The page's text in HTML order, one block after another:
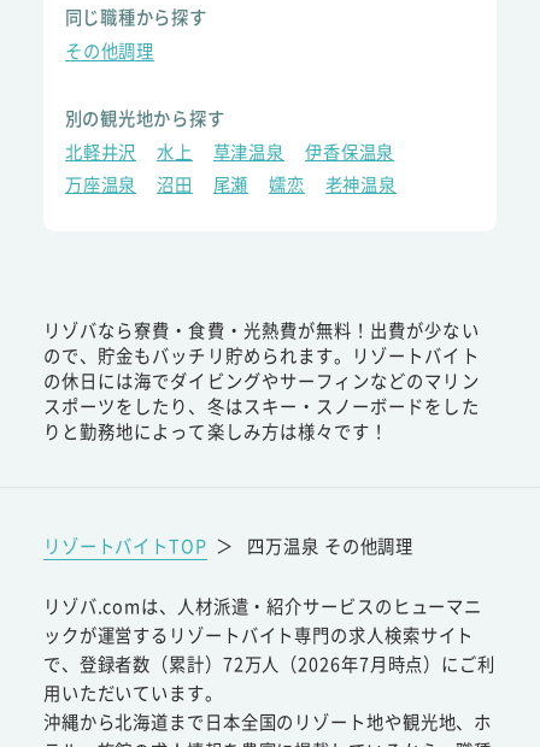
同じ職種から探す
その他調理
別の観光地から探す
北軽井沢
水上 草津温泉
伊香保温泉
万座温泉
沼田 尾瀬 嬬恋 老神温泉
リゾバなら寮費・食費・光熱費が無料！出費が少ない
ので、貯金もバッチリ貯められます。リゾートバイト
の休日には海でダイビングやサーフィンなどのマリン
スポーツをしたり、冬はスキー・スノーボードをした
りと勤務地によって楽しみ方は様々です！
リゾートバイトTOP ＞ 四万温泉 その他調理
リゾバ.comは、人材派遣・紹介サービスのヒューマニ
ックが運営するリゾートバイト専門の求人検索サイト
で、登録者数（累計）72万人（2026年7月時点）にご利
用いただいています。
沖縄から北海道まで日本全国のリゾート地や観光地、ホ